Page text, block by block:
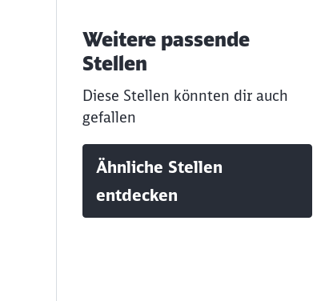
Weitere passende
Stellen
Diese Stellen könnten dir auch
gefallen
Ähnliche Stellen
entdecken